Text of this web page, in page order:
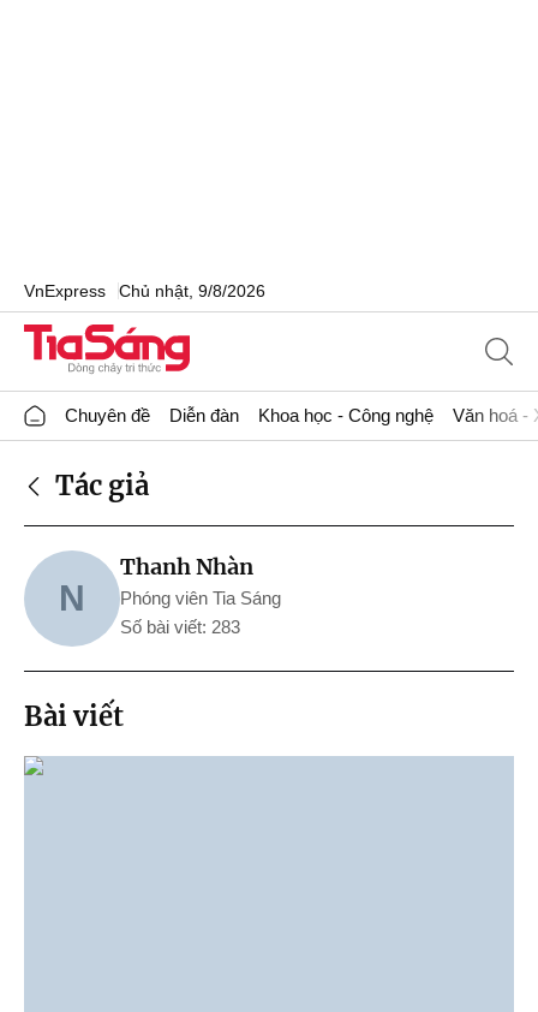
VnExpress Chủ nhật, 9/8/2026
Chuyên đề Diễn đàn Khoa học - Công nghệ Văn hoá -
Tác giả
N
Thanh Nhàn
Phóng viên Tia Sáng
Số bài viết: 283
Bài viết